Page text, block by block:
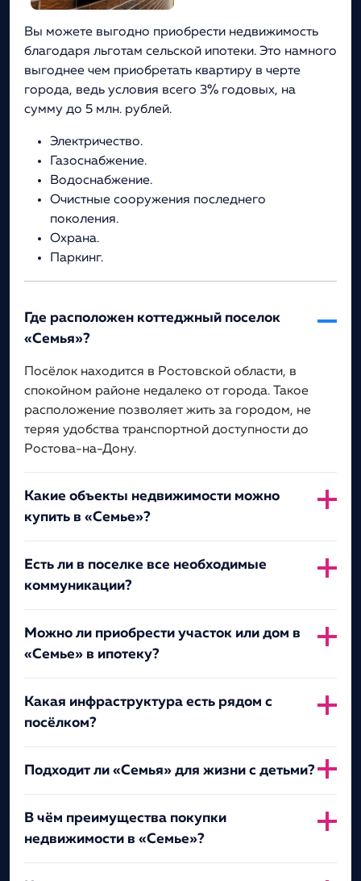
Вы можете выгодно приобрести недвижимость
благодаря льготам сельской ипотеки. Это намного
выгоднее чем приобретать квартиру в черте
города, ведь условия всего 3% годовых, на
сумму до 5 млн. рублей.
Электричество.
Газоснабжение.
Водоснабжение.
Очистные сооружения последнего
поколения.
Охрана.
Паркинг.
Где расположен коттеджный поселок
«Семья»?
Посёлок находится в Ростовской области, в
спокойном районе недалеко от города. Такое
расположение позволяет жить за городом, не
теряя удобства транспортной доступности до
Ростова-на-Дону.
Какие объекты недвижимости можно
купить в «Семье»?
Есть ли в поселке все необходимые
коммуникации?
Можно ли приобрести участок или дом в
«Семье» в ипотеку?
Какая инфраструктура есть рядом с
посёлком?
Подходит ли «Семья» для жизни с детьми?
В чём преимущества покупки
недвижимости в «Семье»?